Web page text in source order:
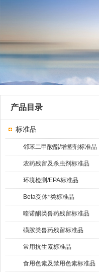
产品目录
标准品
邻苯二甲酸酯/增塑剂标准品
农药残留及杀虫剂标准品
环境检测/EPA标准品
Beta受体*类标准品
喹诺酮类兽药残留标准品
磺胺类兽药残留标准品
常用抗生素标准品
食用色素及禁用色素标准品